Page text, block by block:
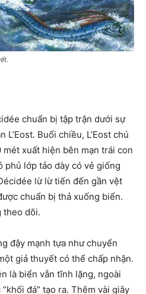
chuẩn bị tập trận dưới sự
Buổi chiều, L’Eost chú
xuất hiện bên mạn trái con
phủ lớp tảo dày có vẻ giống
lừ lừ tiến đến gần vệt
chuẩn bị thả xuống biển.
theo dõi.
đậy mạnh tựa như chuyển
giả thuyết có thể chấp nhận.
là biển vẫn tĩnh lặng, ngoài
đá” tạo ra. Thêm vài giây